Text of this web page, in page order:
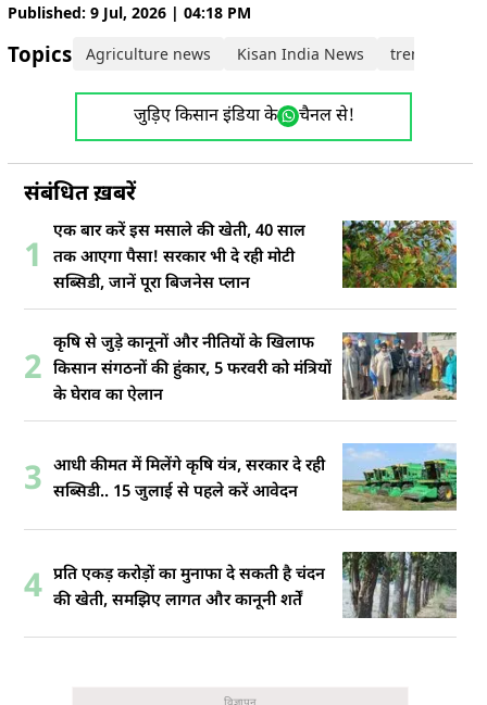
Published: 9 Jul, 2026 | 04:18 PM
Topics: Agriculture news Kisan India News trending
जुड़िए किसान इंडिया के चैनल से!
संबंधित ख़बरें
1
एक बार करें इस मसाले की खेती, 40 साल
तक आएगा पैसा! सरकार भी दे रही मोटी
सब्सिडी, जानें पूरा बिजनेस प्लान
2
कृषि से जुड़े कानूनों और नीतियों के खिलाफ
किसान संगठनों की हुंकार, 5 फरवरी को मंत्रियों
के घेराव का ऐलान
3 आधी कीमत में मिलेंगे कृषि यंत्र, सरकार दे रही
सब्सिडी.. 15 जुलाई से पहले करें आवेदन
4 प्रति एकड़ करोड़ों का मुनाफा दे सकती है चंदन
की खेती, समझिए लागत और कानूनी शर्तें